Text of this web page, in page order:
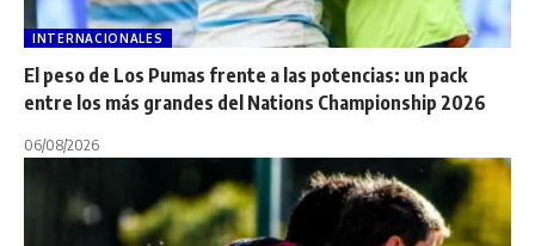
INTERNACIONALES
El peso de Los Pumas frente a las potencias: un pack
entre los más grandes del Nations Championship 2026
06/08/2026